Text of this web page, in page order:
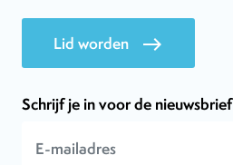
Lid worden east
Schrijf je in voor de nieuwsbrief